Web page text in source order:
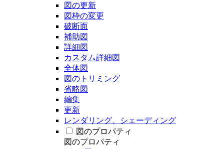
図の更新
図枠の変更
破断面
補助図
詳細図
カスタム詳細図
全体図
図のトリミング
省略図
編集
更新
レンダリング、シェーディング
図のプロパティ
図のプロパティ